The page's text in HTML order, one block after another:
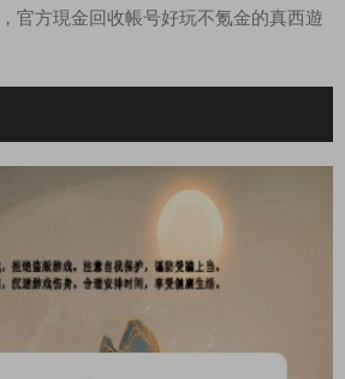
官方現金回收帳号好玩不氪金的真西遊